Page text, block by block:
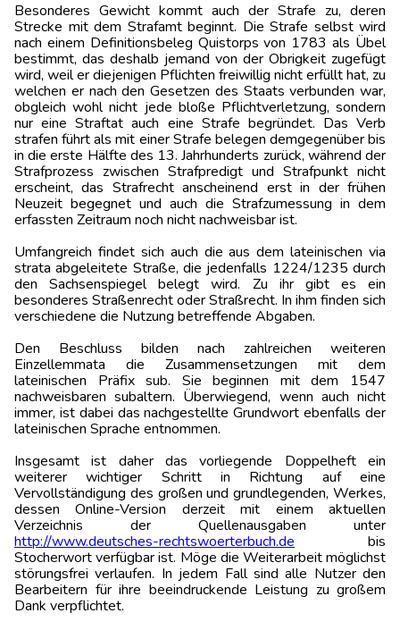
Besonderes Gewicht kommt auch der Strafe zu, deren
Strecke mit dem Strafamt beginnt. Die Strafe selbst wird
nach einem Definitionsbeleg Quistorps von 1783 als Übel
bestimmt, das deshalb jemand von der Obrigkeit zugefügt
wird, weil er diejenigen Pflichten freiwillig nicht erfüllt hat, zu
welchen er nach den Gesetzen des Staats verbunden war,
obgleich wohl nicht jede bloße Pflichtverletzung, sondern
nur eine Straftat auch eine Strafe begründet. Das Verb
strafen führt als mit einer Strafe belegen demgegenüber bis
in die erste Hälfte des 13. Jahrhunderts zurück, während der
Strafprozess zwischen Strafpredigt und Strafpunkt nicht
erscheint, das Strafrecht anscheinend erst in der frühen
Neuzeit begegnet und auch die Strafzumessung in dem
erfassten Zeitraum noch nicht nachweisbar ist.
Umfangreich findet sich auch die aus dem lateinischen via
strata abgeleitete Straße, die jedenfalls 1224/1235 durch
den Sachsenspiegel belegt wird. Zu ihr gibt es ein
besonderes Straßenrecht oder Straßrecht. In ihm finden sich
verschiedene die Nutzung betreffende Abgaben.
Den Beschluss bilden nach zahlreichen weiteren
Einzellemmata die Zusammensetzungen mit dem
lateinischen Präfix sub. Sie beginnen mit dem 1547
nachweisbaren subaltern. Überwiegend, wenn auch nicht
immer, ist dabei das nachgestellte Grundwort ebenfalls der
lateinischen Sprache entnommen.
Insgesamt ist daher das vorliegende Doppelheft ein
weiterer wichtiger Schritt in Richtung auf eine
Vervollständigung des großen und grundlegenden, Werkes,
dessen Online-Version derzeit mit einem aktuellen
Verzeichnis der Quellenausgaben unter
http://www.deutsches-rechtswoerterbuch.de bis
Stocherwort verfügbar ist. Möge die Weiterarbeit möglichst
störungsfrei verlaufen. In jedem Fall sind alle Nutzer den
Bearbeitern für ihre beeindruckende Leistung zu großem
Dank verpflichtet.